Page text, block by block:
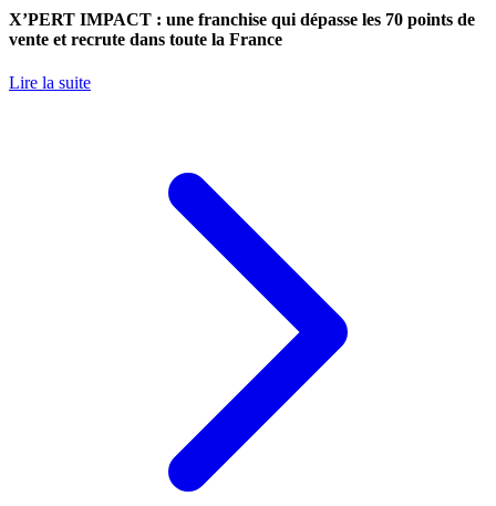
X’PERT IMPACT : une franchise qui dépasse les 70 points de
vente et recrute dans toute la France
Lire la suite